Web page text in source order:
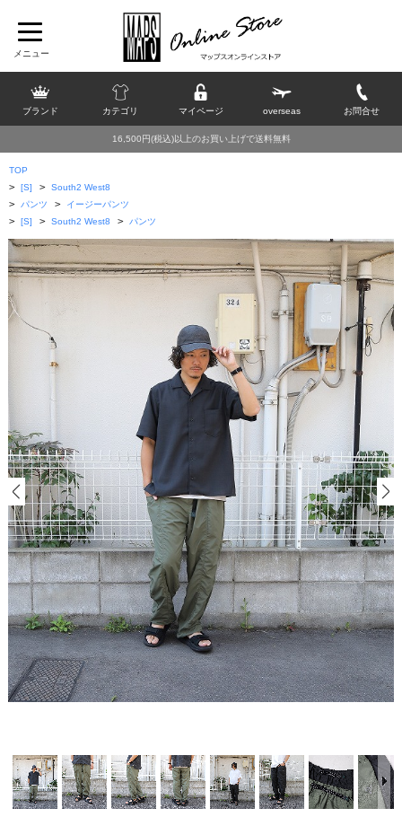
ブランド カテゴリ マイページ overseas お問合せ
16,500円(税込)以上のお買い上げで送料無料
TOP
> [S] > South2 West8
> パンツ > イージーパンツ
> [S] > South2 West8 > パンツ